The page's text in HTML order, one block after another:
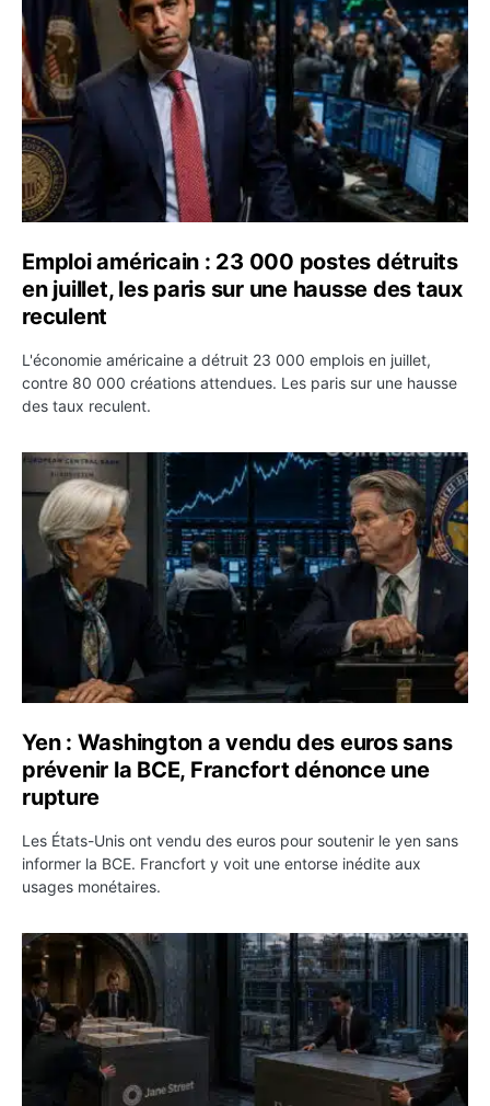
Emploi américain : 23 000 postes détruits
en juillet, les paris sur une hausse des taux
reculent
L'économie américaine a détruit 23 000 emplois en juillet,
contre 80 000 créations attendues. Les paris sur une hausse
des taux reculent.
Yen : Washington a vendu des euros sans prévenir la
Yen : Washington a vendu des euros sans
prévenir la BCE, Francfort dénonce une
rupture
Les États-Unis ont vendu des euros pour soutenir le yen sans
informer la BCE. Francfort y voit une entorse inédite aux
usages monétaires.
Jane Street négocie le transfert de 11 milliards de